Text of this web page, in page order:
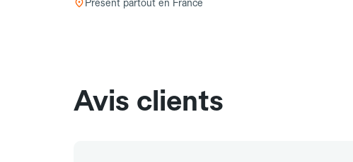
Présent partout en France
Avis clients